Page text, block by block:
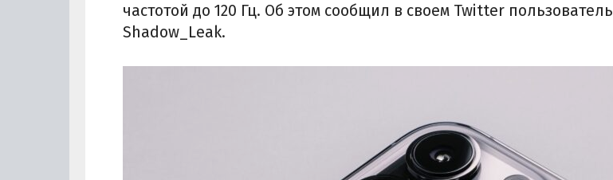
частотой до 120 Гц. Об этом сообщил в своем Twitter пользователь
Shadow_Leak.